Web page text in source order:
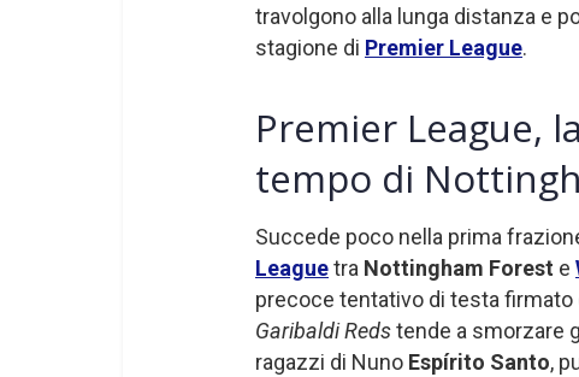
travolgono alla lunga distanza e
stagione di Premier League.
Premier League,
tempo di
Succede poco nella prima
Leaguetra Nottingham Forest e
precoce tentativo di testa firmato
Garibaldi Redstende a smorzare
ragazzi di Nuno Espírito Santo,